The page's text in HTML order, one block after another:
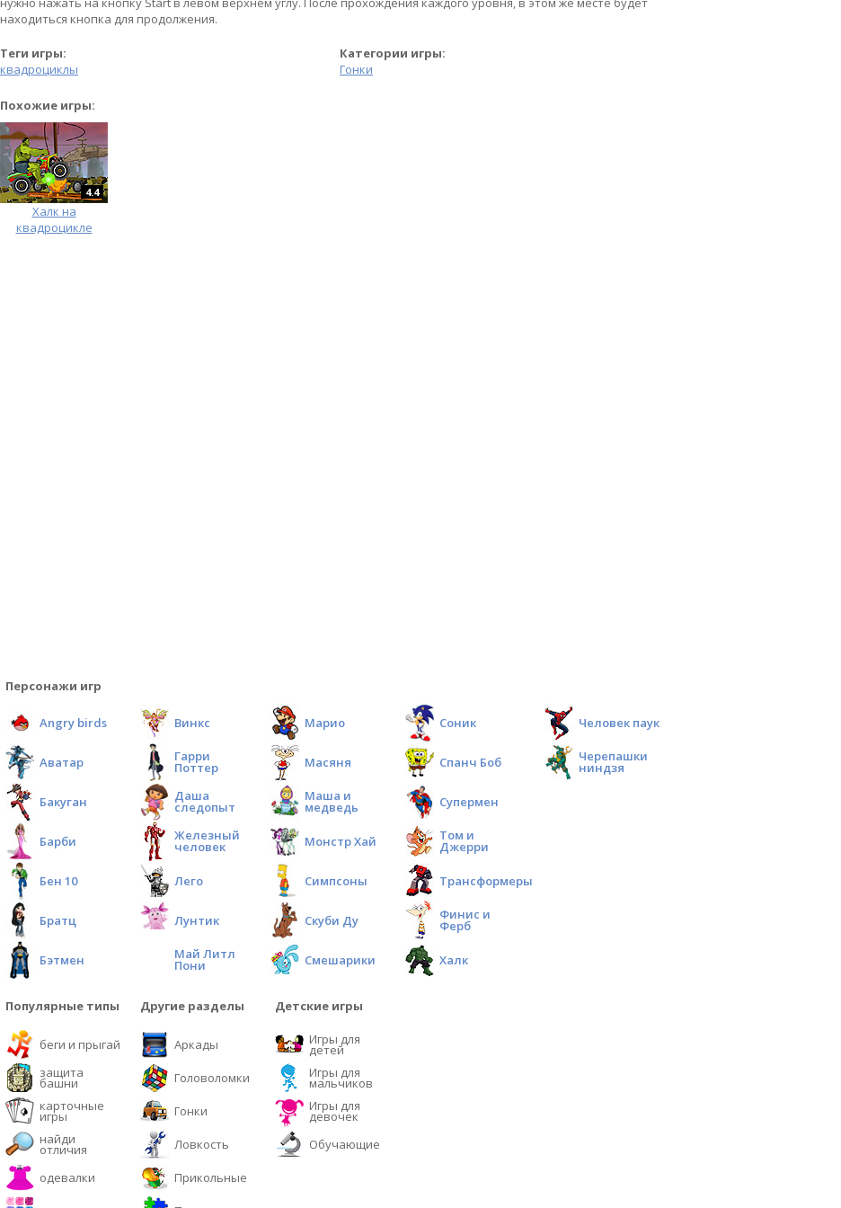
находиться кнопка для продолжения.
Теги игры:
Категории игры:
квадроциклы
Гонки
Похожие игры:
4.4
Халк на
квадроцикле
Персонажи игр
Angry birds
Аватар
Бакуган
Барби
Бен 10
Братц
Бэтмен
Винкс
Гарри
Поттер
Даша
следопыт
Железный
человек
Лего
Лунтик
Май Литл
Пони
Марио
Масяня
Маша и
медведь
Монстр Хай
Симпсоны
Скуби Ду
Смешарики
Соник
Спанч Боб
Супермен
Том и
Джерри
Трансформеры
Финис и
Ферб
Халк
Человек паук
Черепашки
ниндзя
Популярные типы
беги и прыгай
защита
башни
карточные
игры
найди
отличия
одевалки
Другие разделы
Аркады
Головоломки
Гонки
Ловкость
Прикольные
Детские игры
Игры для
детей
Игры для
мальчиков
Игры для
девочек
Обучающие